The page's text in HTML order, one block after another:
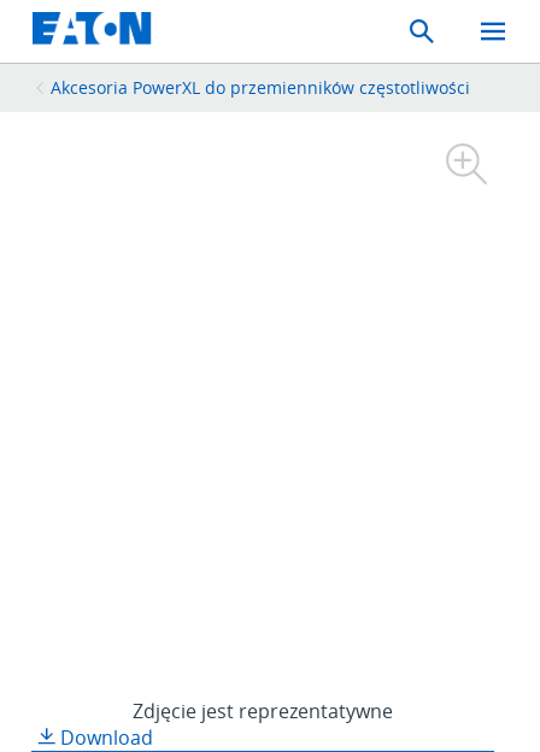
Search
Toggle
Mobile
Akcesoria PowerXL do przemienników częstotliwości
Zdjęcie jest reprezentatywne
Download